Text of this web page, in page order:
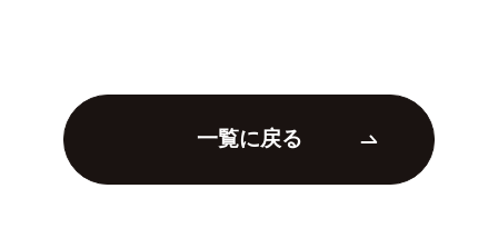
一覧に戻る